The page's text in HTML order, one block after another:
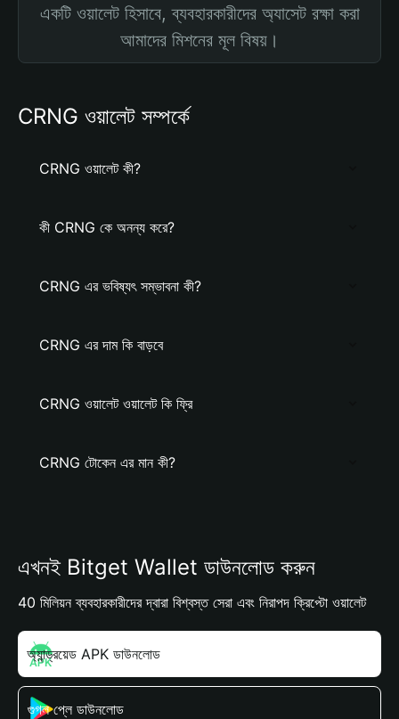
একটি ওয়ালেট হিসাবে, ব্যবহারকারীদের অ্যাসেট রক্ষা করা
আমাদের মিশনের মূল বিষয়।
CRNG ওয়ালেট সম্পর্কে
CRNG ওয়ালেট কী?
কী CRNG কে অনন্য করে?
CRNG এর ভবিষ্যৎ সম্ভাবনা কী?
CRNG এর দাম কি বাড়বে
CRNG ওয়ালেট ওয়ালেট কি ফ্রি
CRNG টোকেন এর মান কী?
এখনই Bitget Wallet ডাউনলোড করুন
40 মিলিয়ন ব্যবহারকারীদের দ্বারা বিশ্বস্ত সেরা এবং নিরাপদ ক্রিপ্টো ওয়ালেট
অ্যান্ড্রয়েড APK ডাউনলোড
গুগল প্লে ডাউনলোড